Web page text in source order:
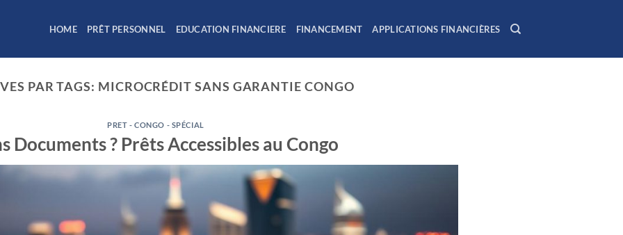
HOME PRÊT PERSONNEL EDUCATION FINANCIERE FINANCEMENT APPLICATIONS FINANCIÈRES
PAR TAGS: MICROCRÉDIT SANS GARANTIE CONGO
PRET - CONGO - SPÉCIAL
Documents ? Prêts Accessibles au Congo